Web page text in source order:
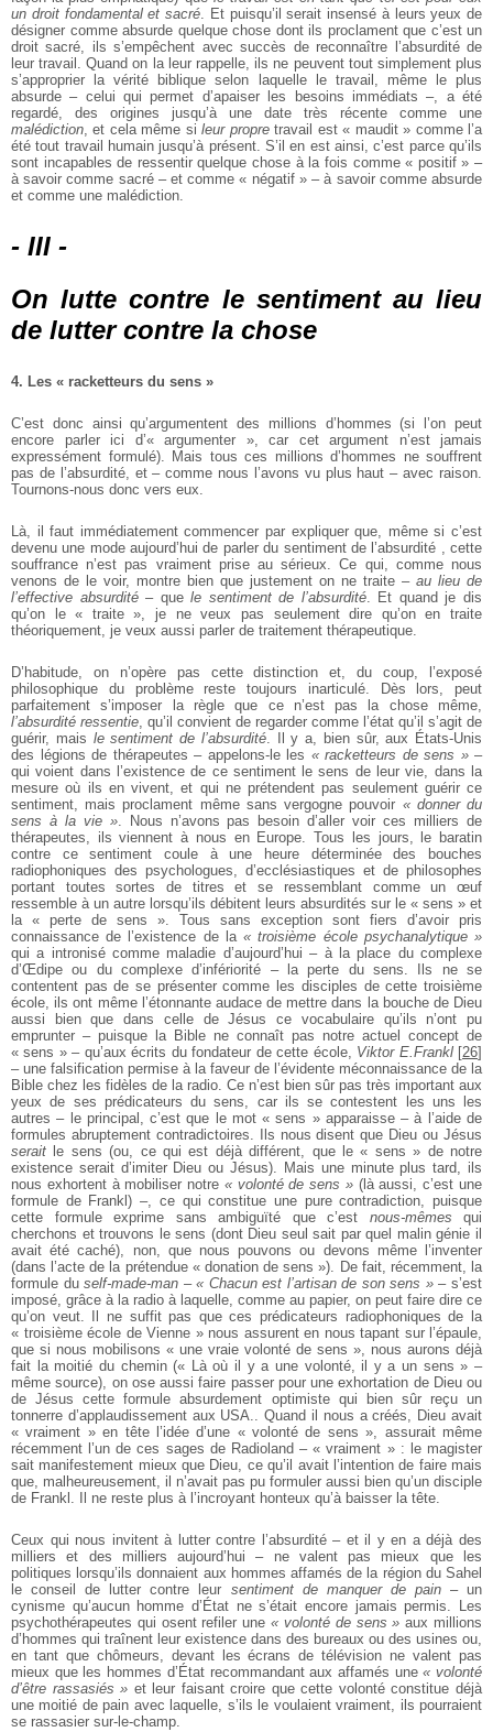
un droit fondamental et sacré. Et puisqu’il serait insensé à leurs yeux de
désigner comme absurde quelque chose dont ils proclament que c’est un
droit sacré, ils s’empêchent avec succès de reconnaître l’absurdité de
leur travail. Quand on la leur rappelle, ils ne peuvent tout simplement plus
s’approprier la vérité biblique selon laquelle le travail, même le plus
absurde – celui qui permet d’apaiser les besoins immédiats –, a été
regardé, des origines jusqu’à une date très récente comme une
malédiction, et cela même sileur propretravail est « maudit » comme l’a
été tout travail humain jusqu’à présent. S’il en est ainsi, c’est parce qu’ils
sont incapables de ressentir quelque chose à la fois comme « positif » –
à savoir comme sacré – et comme « négatif » – à savoir comme absurde
et comme une malédiction.
- III -
On lutte contre le sentiment au lieu
de lutter contre la chose
4. Les « racketteurs du sens »
C’est donc ainsi qu’argumentent des millions d’hommes (si l’on peut
encore parler ici d’« argumenter », car cet argument n’est jamais
expressément formulé). Mais tous ces millions d’hommes ne souffrent
pas de l’absurdité, et – comme nous l’avons vu plus haut – avec raison.
Tournons-nous donc vers eux.
Là, il faut immédiatement commencer par expliquer que, même si c’est
devenu une mode aujourd’hui de parler du sentiment de l’absurdité , cette
souffrance n’est pas vraiment prise au sérieux. Ce qui, comme nous
venons de le voir, montre bien que justement on ne traite – au lieu de
l’effective absurdité– quele sentiment de l’absurdité. Et quand je dis
qu’on le « traite », je ne veux pas seulement dire qu’on en traite
théoriquement, je veux aussi parler de traitement thérapeutique.
D’habitude, on n’opère pas cette distinction et, du coup, l’exposé
philosophique du problème reste toujours inarticulé. Dès lors, peut
parfaitement s’imposer la règle que ce n’est pas la chose même,
l’absurdité ressentie, qu’il convient de regarder comme l’état qu’il s’agit de
guérir, mais le sentiment de l’absurdité. Il y a, bien sûr, aux États-Unis
des légions de thérapeutes – appelons-le les « racketteurs de sens »–
qui voient dans l’existence de ce sentiment le sens de leur vie, dans la
mesure où ils en vivent, et qui ne prétendent pas seulement guérir ce
sentiment, mais proclament même sans vergogne pouvoir « donner du
sens à la vie ». Nous n’avons pas besoin d’aller voir ces milliers de
thérapeutes, ils viennent à nous en Europe. Tous les jours, le baratin
contre ce sentiment coule à une heure déterminée des bouches
radiophoniques des psychologues, d’ecclésiastiques et de philosophes
portant toutes sortes de titres et se ressemblant comme un œuf
ressemble à un autre lorsqu’ils débitent leurs absurdités sur le « sens » et
la « perte de sens ». Tous sans exception sont fiers d’avoir pris
connaissance de l’existence de la« troisième école psychanalytique »
qui a intronisé comme maladie d’aujourd’hui – à la place du complexe
d’Œdipe ou du complexe d’infériorité – la perte du sens. Ils ne se
contentent pas de se présenter comme les disciples de cette troisième
école, ils ont même l’étonnante audace de mettre dans la bouche de Dieu
aussi bien que dans celle de Jésus ce vocabulaire qu’ils n’ont pu
emprunter – puisque la Bible ne connaît pas notre actuel concept de
« sens » – qu’aux écrits du fondateur de cette école, Viktor E.Frankl[26]
– une falsification permise à la faveur de l’évidente méconnaissance de la
Bible chez les fidèles de la radio. Ce n’est bien sûr pas très important aux
yeux de ses prédicateurs du sens, car ils se contestent les uns les
autres – le principal, c’est que le mot « sens » apparaisse – à l’aide de
formules abruptement contradictoires. Ils nous disent que Dieu ou Jésus
serait le sens (ou, ce qui est déjà différent, que le « sens » de notre
existence serait d’imiter Dieu ou Jésus). Mais une minute plus tard, ils
nous exhortent à mobiliser notre « volonté de sens »(là aussi, c’est une
formule de Frankl) –, ce qui constitue une pure contradiction, puisque
cette formule exprime sans ambiguïté que c’est nous-mêmes qui
cherchons et trouvons le sens (dont Dieu seul sait par quel malin génie il
avait été caché), non, que nous pouvons ou devons même l’inventer
(dans l’acte de la prétendue « donation de sens »). De fait, récemment, la
formule duself-made-man –« Chacun est l’artisan de son sens »– s’est
imposé, grâce à la radio à laquelle, comme au papier, on peut faire dire ce
qu’on veut. Il ne suffit pas que ces prédicateurs radiophoniques de la
« troisième école de Vienne » nous assurent en nous tapant sur l’épaule,
que si nous mobilisons « une vraie volonté de sens », nous aurons déjà
fait la moitié du chemin (« Là où il y a une volonté, il y a un sens » –
même source), on ose aussi faire passer pour une exhortation de Dieu ou
de Jésus cette formule absurdement optimiste qui bien sûr reçu un
tonnerre d’applaudissement aux USA.. Quand il nous a créés, Dieu avait
« vraiment » en tête l’idée d’une « volonté de sens », assurait même
récemment l’un de ces sages de Radioland – « vraiment » : le magister
sait manifestement mieux que Dieu, ce qu’il avait l’intention de faire mais
que, malheureusement, il n’avait pas pu formuler aussi bien qu’un disciple
de Frankl. Il ne reste plus à l’incroyant honteux qu’à baisser la tête.
Ceux qui nous invitent à lutter contre l’absurdité – et il y en a déjà des
milliers et des milliers aujourd’hui – ne valent pas mieux que les
politiques lorsqu’ils donnaient aux hommes affamés de la région du Sahel
le conseil de lutter contre leur sentiment de manquer de pain– un
cynisme qu’aucun homme d’État ne s’était encore jamais permis. Les
psychothérapeutes qui osent refiler une« volonté de sens » aux millions
d’hommes qui traînent leur existence dans des bureaux ou des usines ou,
en tant que chômeurs, devant les écrans de télévision ne valent pas
mieux que les hommes d’État recommandant aux affamés une« volonté
d’être rassasiés » et leur faisant croire que cette volonté constitue déjà
une moitié de pain avec laquelle, s’ils le voulaient vraiment, ils pourraient
se rassasier sur-le-champ.